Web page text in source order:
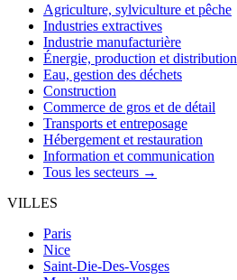
Agriculture, sylviculture et pêche
Industries extractives
Industrie manufacturière
Énergie, production et distribution
Eau, gestion des déchets
Construction
Commerce de gros et de détail
Transports et entreposage
Hébergement et restauration
Information et communication
Tous les secteurs →
VILLES
Paris
Nice
Saint-Die-Des-Vosges